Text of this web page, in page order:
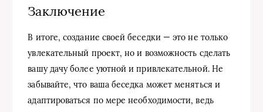
Заключение
В итоге, создание своей беседки — это не только
увлекательный проект, но и возможность сделать
вашу дачу более уютной и привлекательной. Не
забывайте, что ваша беседка может меняться и
адаптироваться по мере необходимости, ведь